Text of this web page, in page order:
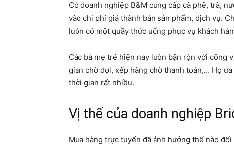
Có doanh nghiệp B&M cung cấp cà phê, trà,
vào chi phí giá thành bán sản phẩm, dịch vụ.
luôn có một quầy thức uống phục vụ khách
Các bà mẹ trẻ hiện nay luôn bận rộn với công
gian chờ đợi, xếp hàng chờ thanh toán,… Họ
thời gian rất nhiều.
Vị thế của doanh nghiệp
Mua hàng trực tuyến đã ảnh hưởng thế nào